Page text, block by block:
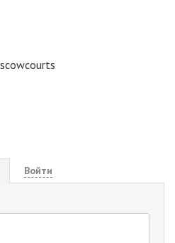
Войти